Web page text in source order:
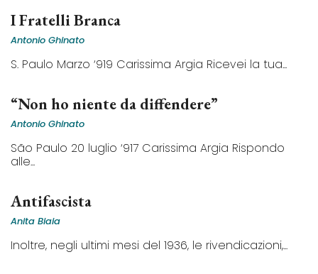
I Fratelli Branca
Antonio Ghinato
S. Paulo Marzo ‘919 Carissima Argia Ricevei la tua...
“Non ho niente da diffendere”
Antonio Ghinato
São Paulo 20 luglio ‘917 Carissima Argia Rispondo
alle...
Antifascista
Anita Biaia
Inoltre, negli ultimi mesi del 1936, le rivendicazioni,...